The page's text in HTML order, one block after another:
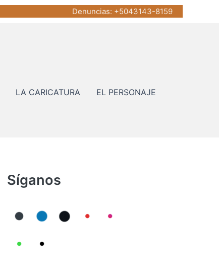
Denuncias: +5043143-8159
LA CARICATURA EL PERSONAJE
Síganos